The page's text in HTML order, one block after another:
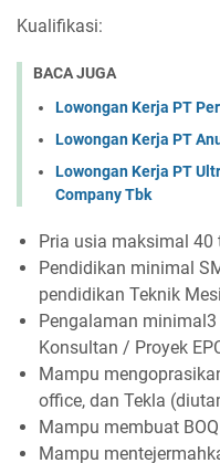
Kualifikasi:
BACA JUGA
Lowongan Kerja PT
Lowongan Kerja PT
Lowongan Kerja PT
Company Tbk
Pria usia maksimal 40
Pendidikan minimal
pendidikan Teknik
Pengalaman
Konsultan / Proyek
Mampu
office, dan Tekla
Mampu membuat
Mampu